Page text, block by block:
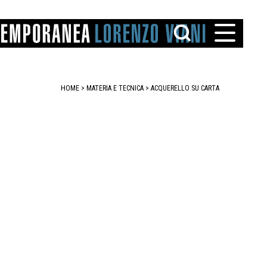
HOME > MATERIA E TECNICA > ACQUERELLO SU CARTA